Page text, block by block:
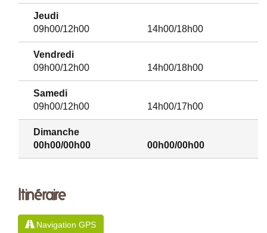
Jeudi
09h00/12h00
14h00/18h00
Vendredi
09h00/12h00
14h00/18h00
Samedi
09h00/12h00
14h00/17h00
Dimanche
00h00/00h00
00h00/00h00
Itinéraire
Navigation GPS